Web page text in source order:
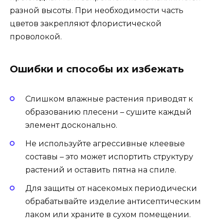
разной высоты. При необходимости часть
цветов закрепляют флористической
проволокой.
Ошибки и способы их избежать
Слишком влажные растения приводят к
образованию плесени – сушите каждый
элемент досконально.
Не используйте агрессивные клеевые
составы – это может испортить структуру
растений и оставить пятна на спиле.
Для защиты от насекомых периодически
обрабатывайте изделие антисептическим
лаком или храните в сухом помещении.